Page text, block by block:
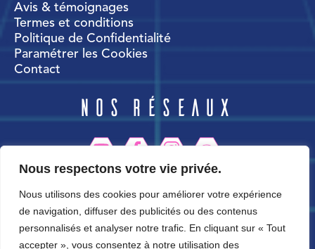
Nous respectons votre vie privée.
Nous utilisons des cookies pour améliorer votre expérience
de navigation, diffuser des publicités ou des contenus
personnalisés et analyser notre trafic. En cliquant sur « Tout
accepter », vous consentez à notre utilisation des
Avis & témoignages
Termes et conditions
Politique de Confidentialité
Paramétrer les Cookies
Contact
Nos réseaux
CortexWorld